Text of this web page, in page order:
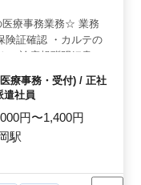
厚生充実・安定
時給1,200円〜
災・健康・厚生な
長く働ける環境で
充実も図れます。
医療事務業務☆ 業務
険証確認 ・カルテの
（診療報酬明細書）
シフト制 経験重視
おります♪
療事務・受付) / 正社
遣社員
円〜1,400円
駅